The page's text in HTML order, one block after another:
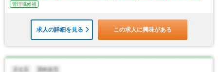
管理職候補
求人の詳細を見る この求人に興味がある